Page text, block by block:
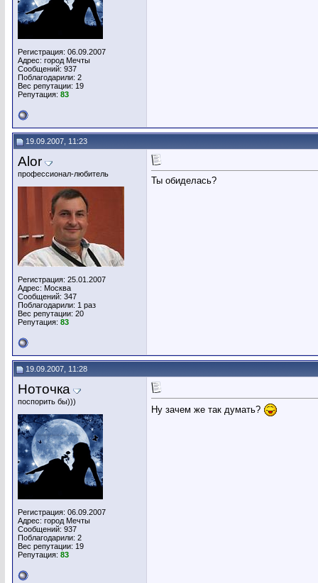
Регистрация: 06.09.2007
Адрес: город Мечты
Сообщений: 937
Поблагодарили: 2
Вес репутации: 19
Репутация: 83
19.09.2007, 11:23
Alor
профессионал-любитель
Регистрация: 25.01.2007
Адрес: Москва
Сообщений: 347
Поблагодарили: 1 раз
Вес репутации: 20
Репутация: 83
Ты обиделась?
19.09.2007, 11:28
Ноточка
поспорить бы)))
Регистрация: 06.09.2007
Адрес: город Мечты
Сообщений: 937
Поблагодарили: 2
Вес репутации: 19
Репутация: 83
Ну зачем же так думать?